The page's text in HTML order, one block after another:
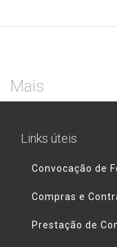
Mais
Links úteis
Convocação de
Compras e
Prestação de